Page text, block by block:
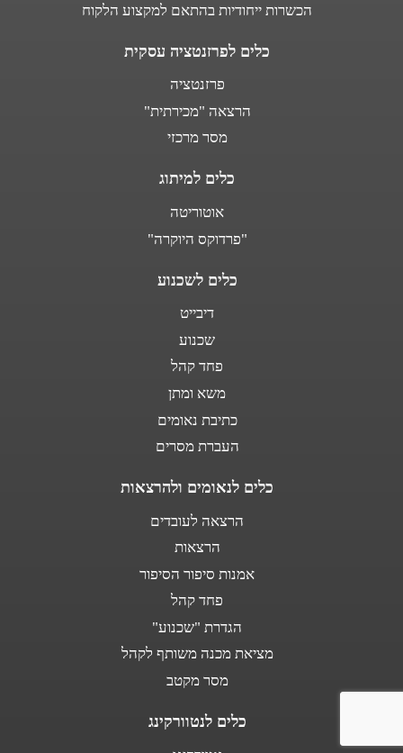
הכשרות ייחודיות בהתאם למקצוע הלקוח
כלים לפרזנטציה עסקית
פרזנטציה
הרצאה "מכירתית"
מסר מרכזי
כלים למיתוג
אוטוריטה
"פרדוקס היוקרה"
כלים לשכנוע
דיבייט
שכנוע
פחד קהל
משא ומתן
כתיבת נאומים
העברת מסרים
כלים לנאומים ולהרצאות
הרצאה לעובדים
הרצאות
אמנות סיפור הסיפור
פחד קהל
הגדרת "שכנוע"
מציאת מכנה משותף לקהל
מסר מקטב
כלים לנטוורקינג